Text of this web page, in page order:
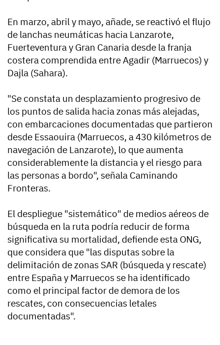
En marzo, abril y mayo, añade, se reactivó el flujo
de lanchas neumáticas hacia Lanzarote,
Fuerteventura y Gran Canaria desde la franja
costera comprendida entre Agadir (Marruecos) y
Dajla (Sahara).
"Se constata un desplazamiento progresivo de
los puntos de salida hacia zonas más alejadas,
con embarcaciones documentadas que partieron
desde Essaouira (Marruecos, a 430 kilómetros de
navegación de Lanzarote), lo que aumenta
considerablemente la distancia y el riesgo para
las personas a bordo", señala Caminando
Fronteras.
El despliegue "sistemático" de medios aéreos de
búsqueda en la ruta podría reducir de forma
significativa su mortalidad, defiende esta ONG,
que considera que "las disputas sobre la
delimitación de zonas SAR (búsqueda y rescate)
entre España y Marruecos se ha identificado
como el principal factor de demora de los
rescates, con consecuencias letales
documentadas".